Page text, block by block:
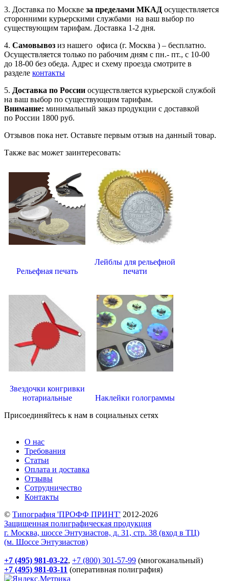
3. Доставка по Москве за пределами МКАД осуществляется
сторонними курьерскими службами на ваш выбор по
существующим тарифам. Доставка 1-2 дня.
4. Самовывоз из нашего офиса (г. Москва ) – бесплатно.
Осуществляется только по рабочим дням с пн.- пт., с 10-00
до 18-00 без обеда. Адрес и схему проезда смотрите в
разделе контакты
5. Доставка по России осуществляется курьерской службой
на ваш выбор по существующим тарифам.
Внимание: минимальный заказ продукции с доставкой
по России 1800 руб.
Отзывов пока нет. Оставьте первым отзыв на данный товар.
Также вас может заинтересовать:
Рельефная печать
Лейблы для рельефной
печати
Звездочки конгривки
нотариальные
Наклейки голограммы
Присоединяйтесь к нам в социальных сетях
О нас
Требования
Статьи
Оплата и доставка
Отзывы
Сотрудничество
Контакты
© Типография 'ПРОФФ ПРИНТ' 2012-2026
Защищенная полиграфическая продукция
г. Москва, шоссе Энтузиастов, д. 31, стр. 38 (вход в ТЦ)
(м. Шоссе Энтузиастов)
+7 (495) 981-03-22, +7 (800) 301-57-99 (многоканальный)
+7 (495) 981-03-11 (оперативная полиграфия)